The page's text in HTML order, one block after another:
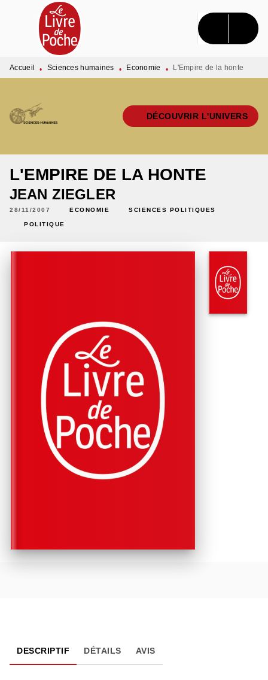
MENU RECHERCHE CONTENU
PIED DE PAGE
Accueil • Sciences humaines • Economie • L'Empire de la honte
DÉCOUVRIR L'UNIVERS
L'EMPIRE DE LA HONTE
JEAN ZIEGLER
28/11/2007 ECONOMIE SCIENCES POLITIQUES
POLITIQUE
DESCRIPTIF DÉTAILS AVIS